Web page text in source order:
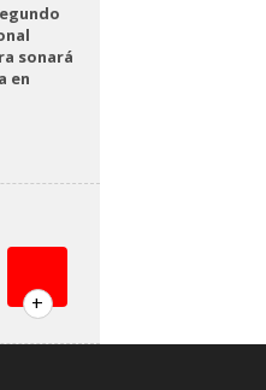
sonará
en
+